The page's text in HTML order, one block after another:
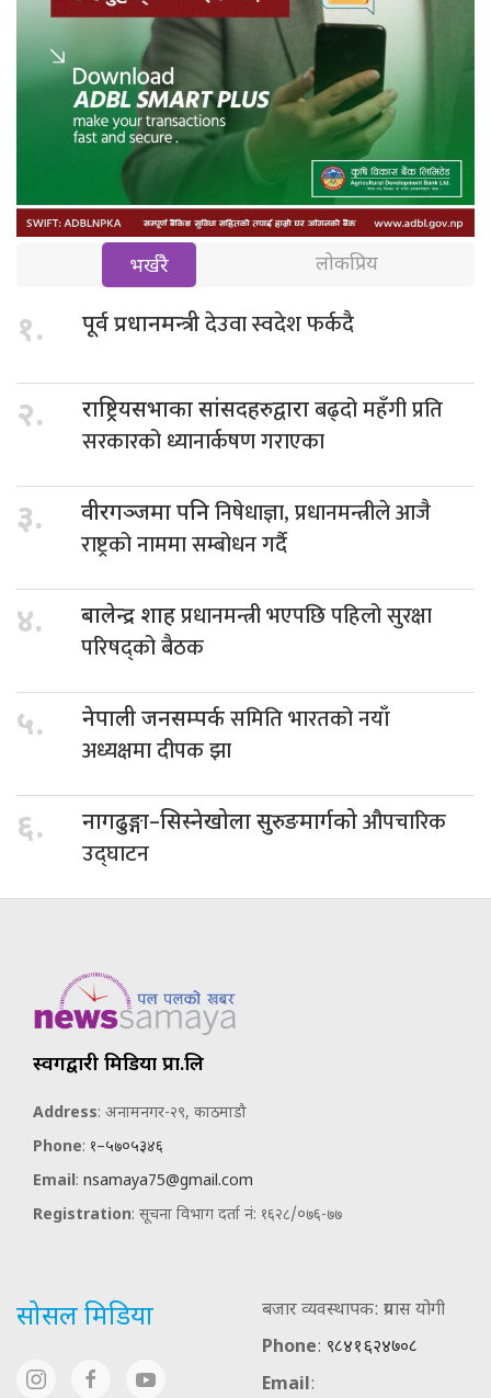
भर्खरै लोकप्रिय
१. पूर्व प्रधानमन्त्रीदेउवा स्वदेश फर्कदै
२. राष्ट्रियसभाका सांसदहरुद्वाराबढ्दो महँगी प्रति
सरकारको ध्यानार्कषण गराएका
३. वीरगञ्जमा पनिनिषेधाज्ञा, प्रधानमन्त्रीले आजै
राष्ट्रको नाममा सम्बोधन गर्दै
४. बालेन्द्र शाहप्रधानमन्त्री भएपछि पहिलो सुरक्षा
परिषद्को बैठक
५. नेपाली जनसम्पर्कसमिति भारतको नयाँ
अध्यक्षमा दीपक झा
६. नागढुङ्गा–सिस्नेखोला सुरुङमार्गकोऔपचारिक
उद्घाटन
स्वर्गद्वारी मिडिया प्रा.लि
Address: अनामनगर-२९, काठमाडौ
Phone: १–५७०५३४६
Email: nsamaya75@gmail.com
Registration: सूचना विभाग दर्ता नं: १६२८/०७६-७७
सोसल मिडिया
बजार व्यवस्थापक: प्रयास योगी
Phone: ९८४१६२४७०८
Email: